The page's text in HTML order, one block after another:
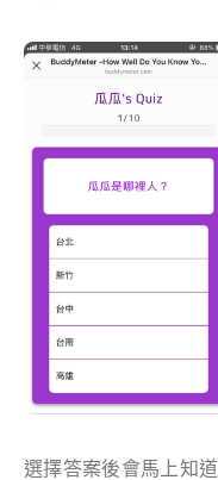
選擇答案後會馬上知